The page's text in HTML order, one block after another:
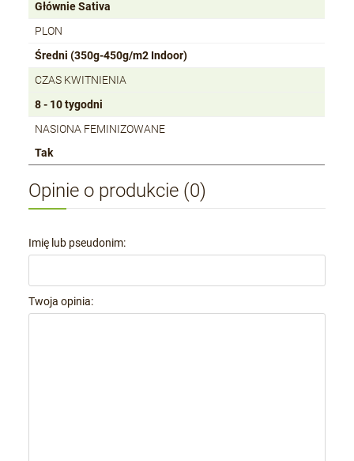
Głównie Sativa
PLON
Średni (350g-450g/m2 Indoor)
CZAS KWITNIENIA
8 - 10 tygodni
NASIONA FEMINIZOWANE
Tak
Opinie o produkcie (0)
Imię lub pseudonim:
Twoja opinia: